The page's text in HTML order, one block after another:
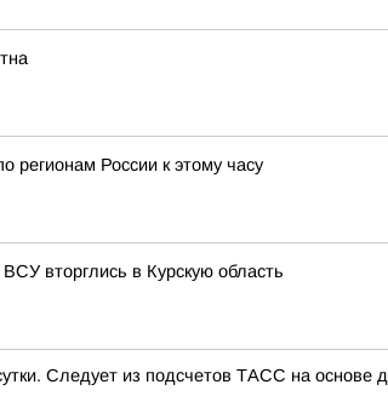
регионам России к этому часу
вторглись в Курскую область
Следует из подсчетов ТАСС на основе